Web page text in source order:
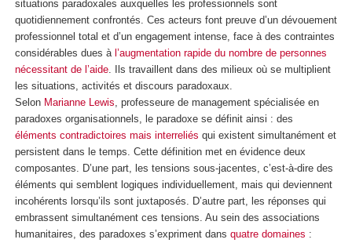
situations paradoxales auxquelles les professionnels sont
quotidiennement confrontés. Ces acteurs font preuve d’un dévouement
professionnel total et d’un engagement intense, face à des contraintes
considérables dues à l’augmentation rapide du nombre de personnes
nécessitant de l’aide . Ils travaillent dans des milieux où se multiplient
les situations, activités et discours paradoxaux.
Selon Marianne Lewis , professeure de management spécialisée en
paradoxes organisationnels, le paradoxe se définit ainsi : des
éléments contradictoires mais interreliés qui existent simultanément et
persistent dans le temps. Cette définition met en évidence deux
composantes. D’une part, les tensions sous-jacentes, c’est-à-dire des
éléments qui semblent logiques individuellement, mais qui deviennent
incohérents lorsqu’ils sont juxtaposés. D’autre part, les réponses qui
embrassent simultanément ces tensions. Au sein des associations
humanitaires, des paradoxes s’expriment dans quatre domaines :